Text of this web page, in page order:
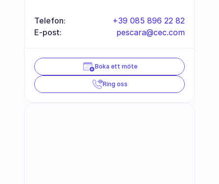
Telefon:
+39 085 896 22 82
E-post:
pescara@cec.com
Boka ett möte
Ring oss